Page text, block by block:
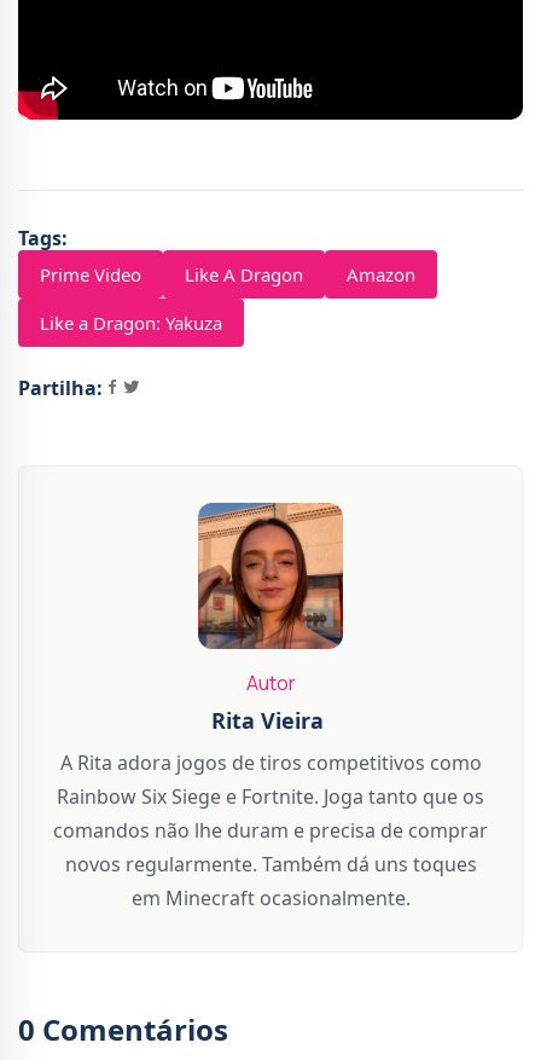
Tags:
Prime Video Like A Dragon
Amazon
Like a Dragon: Yakuza
Partilha:
Autor
Rita Vieira
A Rita adora jogos de tiros competitivos como
Rainbow Six Siege e Fortnite. Joga tanto que os
comandos não lhe duram e precisa de comprar
novos regularmente. Também dá uns toques
em Minecraft ocasionalmente.
0 Comentários